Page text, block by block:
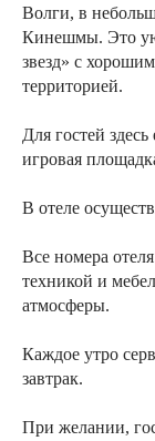
Волги, в
Кинешмы. Это
звезд» с
территорией.
Для гостей
игровая
В отеле
Все номера
техникой и
атмосферы.
Каждое утро
завтрак.
При желании,